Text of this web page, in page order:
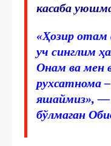
касаба
«Ҳозир отам
уч синглим
Онам ва мен
рухсатнома
яшаймиз», —
бўлмаган